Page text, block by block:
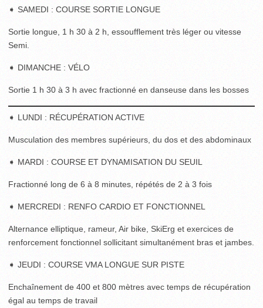
➧ SAMEDI : COURSE SORTIE LONGUE
Sortie longue, 1 h 30 à 2 h, essoufflement très léger ou vitesse
Semi.
➧ DIMANCHE : VÉLO
Sortie 1 h 30 à 3 h avec fractionné en danseuse dans les bosses
➧ LUNDI : RÉCUPÉRATION ACTIVE
Musculation des membres supérieurs, du dos et des abdominaux
➧ MARDI : COURSE ET DYNAMISATION DU SEUIL
Fractionné long de 6 à 8 minutes, répétés de 2 à 3 fois
➧ MERCREDI : RENFO CARDIO ET FONCTIONNEL
Alternance elliptique, rameur, Air bike, SkiErg et exercices de
renforcement fonctionnel sollicitant simultanément bras et jambes.
➧ JEUDI : COURSE VMA LONGUE SUR PISTE
Enchaînement de 400 et 800 mètres avec temps de récupération
égal au temps de travail